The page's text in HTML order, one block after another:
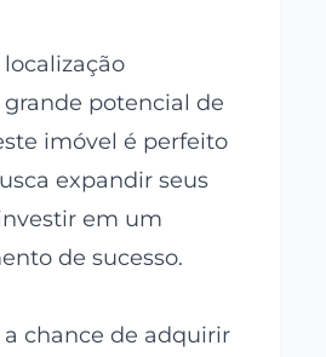
potencial de
imóvel é perfeito
expandir seus
em um
de sucesso.
a chance de adquirir